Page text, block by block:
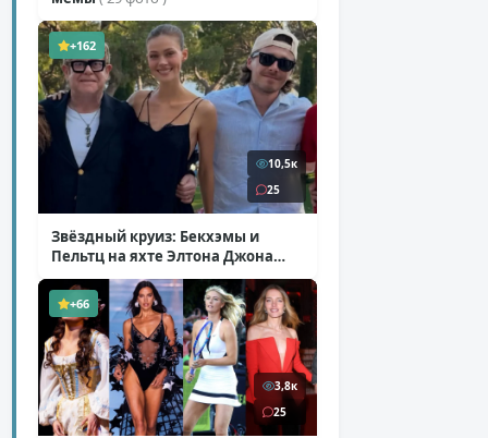
+162
10,5к
25
Звёздный круиз: Бекхэмы и
Пельтц на яхте Элтона Джона
( 12 фото )
+66
3,8к
25